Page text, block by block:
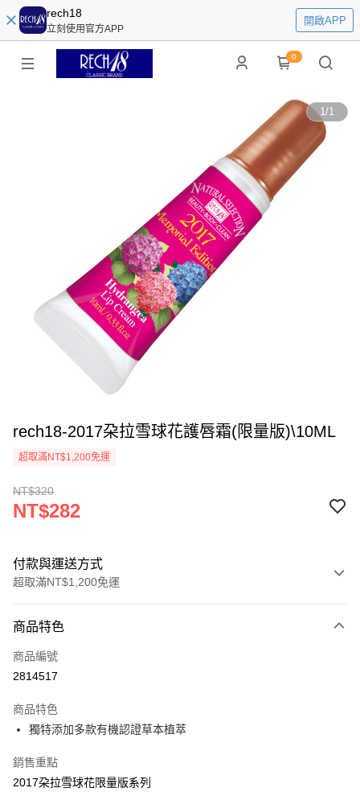
rech18
立刻使用官方APP
開啟APP
0
1/1
rech18-2017朶拉雪球花護唇霜(限量版)\10ML
超取滿NT$1,200免運
NT$320
NT$282
付款與運送方式
超取滿NT$1,200免運
信用卡一次付款
超商取貨付款
Apple Pay
街口支付
AFTEE先享後付
商品特色
商品編號
2814517
商品特色
獨特添加多款有機認證草本植萃
銷售重點
2017朶拉雪球花限量版系列